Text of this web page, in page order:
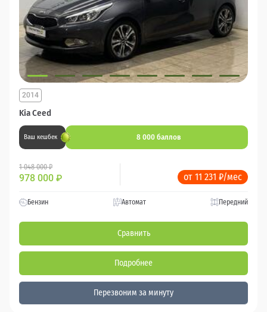
Kia Ceed
2014
Ваш кешбек 8 000 баллов
1 048 000 ₽
978 000 ₽ от 11 231 ₽/мес
Бензин Автомат Передний
Сравнить
Подробнее
Перезвоним за минуту